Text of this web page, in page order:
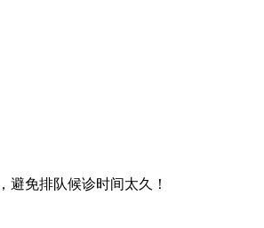
避免排队候诊时间太久！